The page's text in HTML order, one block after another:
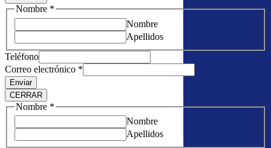
Nombre *
Nombre
Apellidos
Teléfono
Correo electrónico *
Enviar
CERRAR
Nombre *
Nombre
Apellidos